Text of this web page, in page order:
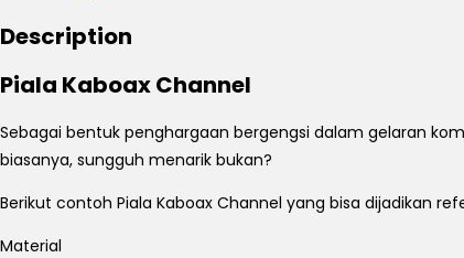
Description
Piala Kaboax Channel
Sebagai bentuk penghargaan bergengsi dalam gelaran
biasanya, sungguh menarik bukan?
Berikut contoh Piala Kaboax Channel yang bisa dijadikan
Material